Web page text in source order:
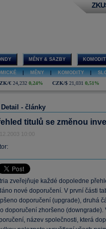
MĚNY & SAZBY
MĚNY KOMODITY
€ 24,232 0,24% CZK/$ 21,031 0,51%
Detail - články
titulů se změnou
10:00
zveřejňuje každé dopoledne
nové doporučení. V první části
doporučení (upgrade), druhá
doporučení zhoršeno
název společnosti, která